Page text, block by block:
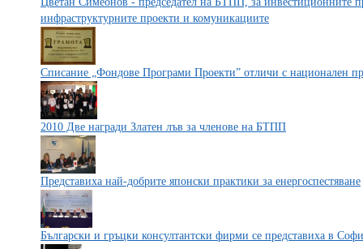
инфраструктурните проекти и комуникациите
Списание „Фондове Програми Проекти” отличи с национален
2010 Две награди Златен лъв за членове на БТПП
Представиха най-добрите японски практики за енергоспестяване
Български и гръцки консултантски фирми се представиха в